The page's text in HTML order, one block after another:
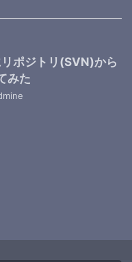
ポジトリ(SVN)から
みた